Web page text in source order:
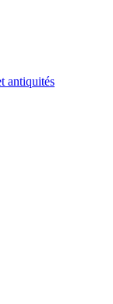
antiquités